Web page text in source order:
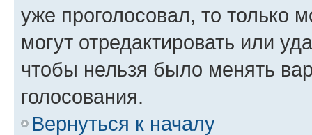
уже проголосовал, то только
могут отредактировать или
чтобы нельзя было менять
голосования.
Вернуться к началу